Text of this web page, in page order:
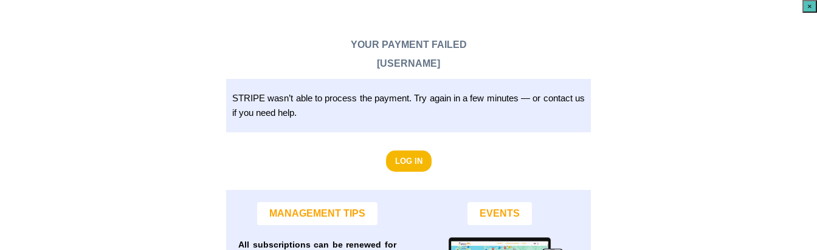
YOUR PAYMENT FAILED
[USERNAME]
STRIPE wasn’t able to process the payment. Try again in a few minutes — or contact us
if you need help.
LOG IN
MANAGEMENT TIPS
All subscriptions can be renewed for
EVENTS
×